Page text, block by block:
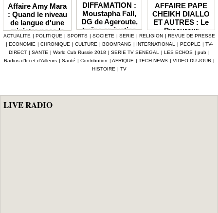
Affaire Amy Mara
: Quand le niveau
de langue d'une
ministre pose la
question de la
compétence et de
la crédibilité de
l'État
DIFFAMATION :
Moustapha Fall,
DG de Ageroute,
traîne en justice
l’ex DRH Cheikh
Amet Tidiane
Thiam
AFFAIRE PAPE
CHEIKH DIALLO
ET AUTRES : Le
Procureur
interjette appel et
maintient en
prison ceux qui
ont été placés
ACTUALITE | POLITIQUE | SPORTS | SOCIETE | SERIE | RELIGION | REVUE DE PRESSE
| ECONOMIE | CHRONIQUE | CULTURE | BOOMRANG | INTERNATIONAL | PEOPLE | TV-
DIRECT | SANTE | World Cub Russie 2018 | SERIE TV SENEGAL | LES ECHOS | pub |
Radios d’Ici et d’Ailleurs | Santé | Contribution | AFRIQUE | TECH NEWS | VIDEO DU JOUR |
HISTOIRE | TV
LIVE RADIO